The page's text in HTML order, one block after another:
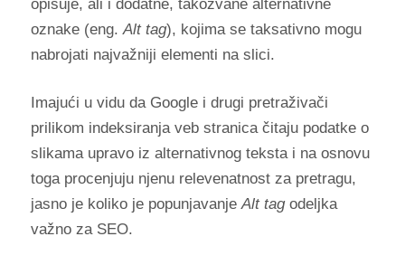
opisuje, ali i dodatne, takozvane alternativne
oznake (eng.Alt tag), kojima se taksativno mogu
nabrojati najvažniji elementi na slici.
Imajući u vidu da Google i drugi pretraživači
prilikom indeksiranja veb stranica čitaju podatke o
slikama upravo iz alternativnog teksta i na osnovu
toga procenjuju njenu relevenatnost za pretragu,
jasno je koliko je popunjavanjeAlt tagodeljka
važno za SEO.